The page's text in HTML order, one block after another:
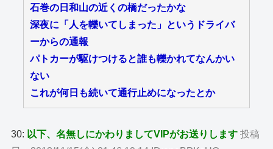
石巻の日和山の近くの橋だったかな
深夜に「人を轢いてしまった」というドライバ
ーからの通報
パトカーが駆けつけると誰も轢かれてなんかい
ない
これが何日も続いて通行止めになったとか
30: 以下、名無しにかわりましてVIPがお送りします 投稿